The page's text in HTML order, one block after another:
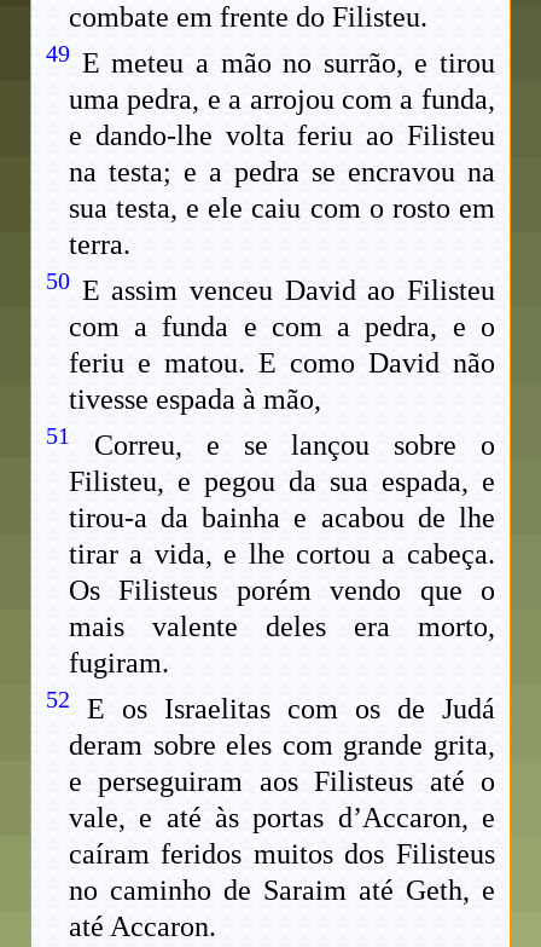
combate em frente do Filisteu.
49 E meteu a mão no surrão, e tirou
uma pedra, e a arrojou com a funda,
e dando-lhe volta feriu ao Filisteu
na testa; e a pedra se encravou na
sua testa, e ele caiu com o rosto em
terra.
50 E assim venceu David ao Filisteu
com a funda e com a pedra, e o
feriu e matou. E como David não
tivesse espada à mão,
51
Correu, e se lançou sobre o
Filisteu, e pegou da sua espada, e
tirou-a da bainha e acabou de lhe
tirar a vida, e lhe cortou a cabeça.
Os Filisteus porém vendo que o
mais valente deles era morto,
fugiram.
52
E os Israelitas com os de Judá
deram sobre eles com grande grita,
e perseguiram aos Filisteus até o
vale, e até às portas d’Accaron, e
caíram feridos muitos dos Filisteus
no caminho de Saraim até Geth, e
até Accaron.